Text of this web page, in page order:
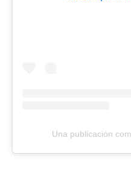
Una publicación